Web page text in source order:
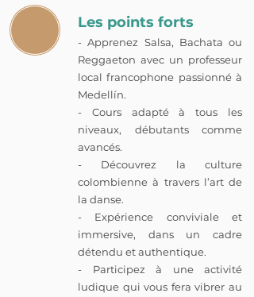
Les points forts
- Apprenez Salsa, Bachata ou
Reggaeton avec un professeur
local francophone passionné à
Medellín.
- Cours adapté à tous les
niveaux, débutants comme
avancés.
- Découvrez la culture
colombienne à travers l’art de
la danse.
- Expérience conviviale et
immersive, dans un cadre
détendu et authentique.
- Participez à une activité
ludique qui vous fera vibrer au